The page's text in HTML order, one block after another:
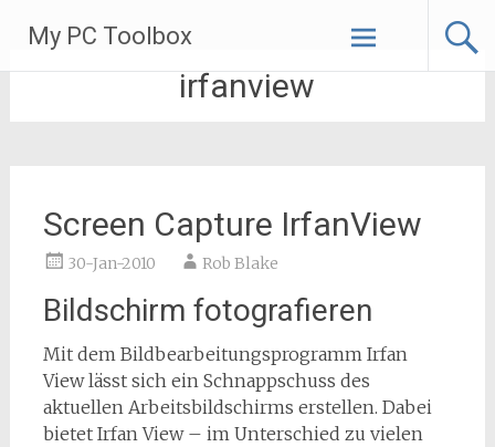
content
My PC Toolbox
irfanview
Screen Capture IrfanView
30-Jan-2010 Rob Blake
Bildschirm fotografieren
Mit dem Bildbearbeitungsprogramm Irfan
View lässt sich ein Schnappschuss des
aktuellen Arbeitsbildschirms erstellen. Dabei
bietet Irfan View – im Unterschied zu vielen